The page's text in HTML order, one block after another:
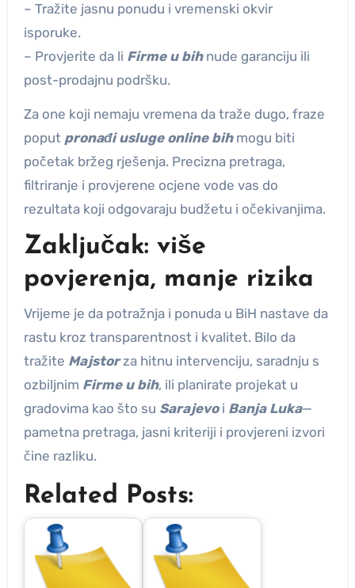
– Tražite jasnu ponudu i vremenski okvir
isporuke.
– Provjerite da li Firme u bihnude garanciju ili
post-prodajnu podršku.
Za one koji nemaju vremena da traže dugo, fraze
poput pronađi usluge online bihmogu biti
početak bržeg rješenja. Precizna pretraga,
filtriranje i provjerene ocjene vode vas do
rezultata koji odgovaraju budžetu i očekivanjima.
Zaključak: više
povjerenja, manje rizika
Vrijeme je da potražnja i ponuda u BiH nastave da
rastu kroz transparentnost i kvalitet. Bilo da
tražite Majstorza hitnu intervenciju, saradnju s
ozbiljnim Firme u bih, ili planirate projekat u
gradovima kao što su Sarajevoi Banja Luka—
pametna pretraga, jasni kriteriji i provjereni izvori
čine razliku.
Related Posts: